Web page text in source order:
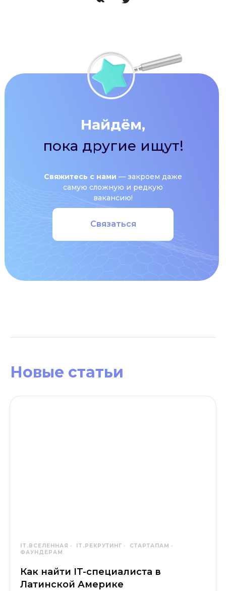
Свяжитесь с нами — закроем даже
самую сложную и редкую
вакансию!
Найдём,
пока другие ищут!
Связаться
Новые статьи
IT.ВСЕЛЕННАЯ IT.РЕКРУТИНГ
СТАРТАПАМ
ФАУНДЕРАМ
Как найти IT-специалиста в
Латинской Америке